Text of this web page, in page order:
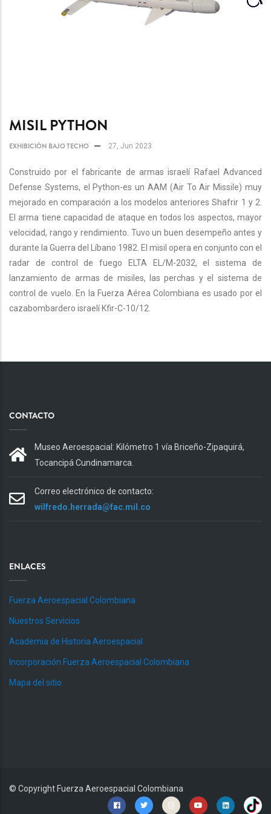
MISIL PYTHON
EXHIBICIÓN BAJO TECHO 27, Jun 2023
Construido por el fabricante de armas israelí Rafael Advanced
Defense Systems, el Python-es un AAM (Air To Air Missile) muy
mejorado en comparación a los modelos anteriores Shafrir 1 y 2.
El arma tiene capacidad de ataque en todos los aspectos, mayor
velocidad, rango y rendimiento. Tuvo un buen desempeño antes y
durante la Guerra del Líbano 1982. El misil opera en conjunto con el
radar de control de fuego ELTA EL/M-2032, el sistema de
lanzamiento de armas de misiles, las perchas y el sistema de
control de vuelo. En la Fuerza Aérea Colombiana es usado por el
cazabombardero israelí Kfir-C-10/12.
CONTACTO
Museo Aeroespacial: Kilómetro 1 vía Briceño-Zipaquirá,
Tocancipá Cundinamarca.
Correo electrónico de contacto:
wilfredo.herrada@fac.mil.co
ENLACES
Fuerza Aeroespacial Colombiana
Nuestros Servicios
Academia de Historia Aeroespacial
Incorporación Fuerza Aeroespacial Colombiana
Mapa del sitio
© Copyright Fuerza Aeroespacial Colombiana